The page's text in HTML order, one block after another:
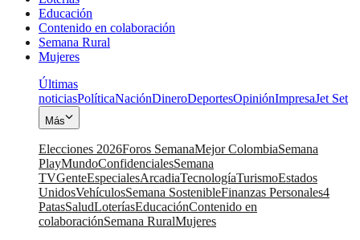
Educación
Contenido en colaboración
Semana Rural
Mujeres
Últimas
noticiasPolíticaNaciónDineroDeportesOpiniónImpresaJet Set
Más
Elecciones 2026Foros SemanaMejor ColombiaSemana
PlayMundoConfidencialesSemana
TVGenteEspecialesArcadiaTecnologíaTurismoEstados
UnidosVehículosSemana SostenibleFinanzas Personales4
PatasSaludLoteríasEducaciónContenido en
colaboraciónSemana RuralMujeres